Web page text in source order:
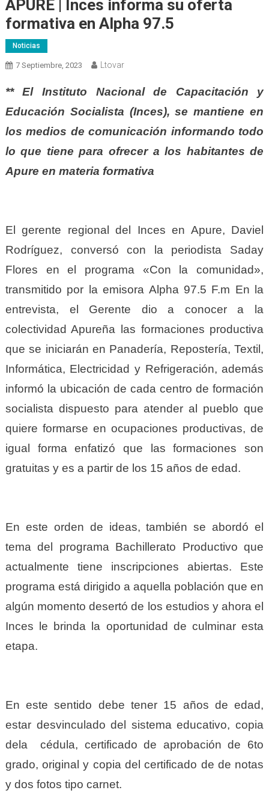
APURE | Inces informa su oferta
formativa en Alpha 97.5
Noticias
7 Septiembre, 2023 Ltovar
** El Instituto Nacional de Capacitación y
Educación Socialista (Inces), se mantiene en
los medios de comunicación informando todo
lo que tiene para ofrecer a los habitantes de
Apure en materia formativa
El gerente regional del Inces en Apure, Daviel
Rodríguez, conversó con la periodista Saday
Flores en el programa «Con la comunidad»,
transmitido por la emisora Alpha 97.5 F.m En la
entrevista, el Gerente dio a conocer a la
colectividad Apureña las formaciones productiva
que se iniciarán en Panadería, Repostería, Textil,
Informática, Electricidad y Refrigeración, además
informó la ubicación de cada centro de formación
socialista dispuesto para atender al pueblo que
quiere formarse en ocupaciones productivas, de
igual forma enfatizó que las formaciones son
gratuitas y es a partir de los 15 años de edad.
En este orden de ideas, también se abordó el
tema del programa Bachillerato Productivo que
actualmente tiene inscripciones abiertas. Este
programa está dirigido a aquella población que en
algún momento desertó de los estudios y ahora el
Inces le brinda la oportunidad de culminar esta
etapa.
En este sentido debe tener 15 años de edad,
estar desvinculado del sistema educativo, copia
dela cédula, certificado de aprobación de 6to
grado, original y copia del certificado de de notas
y dos fotos tipo carnet.